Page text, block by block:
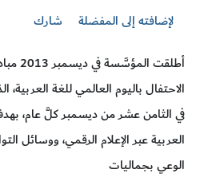
لإضافته إلى المفضلة
شارك
أطلقت
الاحتفال باليوم العالمي للغة
في الثامن عشر من ديسمبر كلَّ عام،
العربية عبر الإعلام الرقمي، ووسائل
الوعي بجماليات